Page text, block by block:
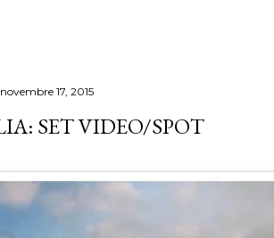
novembre 17, 2015
SET VIDEO/SPOT